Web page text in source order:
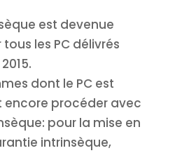
est devenue
tous les PC délivrés
dont le PC est
encore procéder avec
pour la mise en
intrinsèque,